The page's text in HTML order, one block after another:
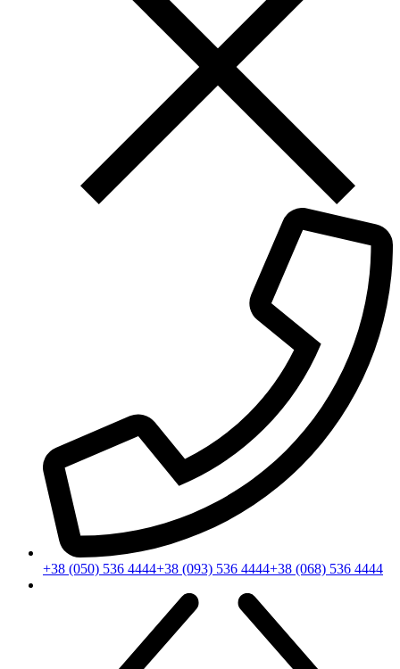
+38 (050) 536 4444+38 (093) 536 4444+38 (068) 536 4444